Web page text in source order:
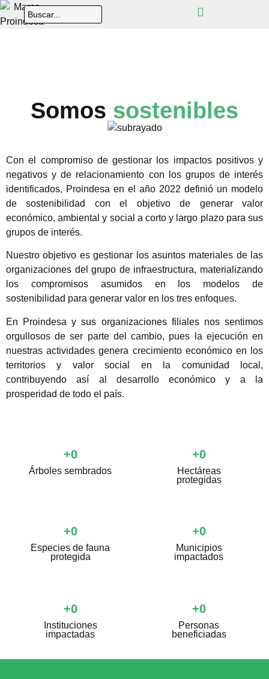
Somos sostenibles
Con el compromiso de gestionar los impactos positivos y
negativos y de relacionamiento con los grupos de interés
identificados, Proindesa en el año 2022 definió un modelo
de sostenibilidad con el objetivo de generar valor
económico, ambiental y social a corto y largo plazo para sus
grupos de interés.
Nuestro objetivo es gestionar los asuntos materiales de las
organizaciones del grupo de infraestructura, materializando
los compromisos asumidos en los modelos de
sostenibilidad para generar valor en los tres enfoques.
En Proindesa y sus organizaciones filiales nos sentimos
orgullosos de ser parte del cambio, pues la ejecución en
nuestras actividades genera crecimiento económico en los
territorios y valor social en la comunidad local,
contribuyendo así al desarrollo económico y a la
prosperidad de todo el país.
+0
Árboles sembrados
+0
Hectáreas
protegidas
+0
Especies de fauna
protegida
+0
Municipios
impactados
+0
Instituciones
impactadas
+0
Personas
beneficiadas